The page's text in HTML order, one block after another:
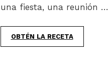
una fiesta, una reunión …
OBTÉN LA RECETA